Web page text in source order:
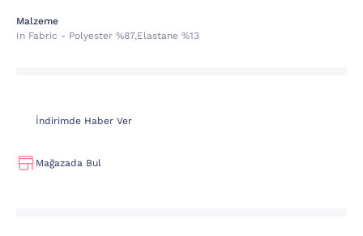
Malzeme
In Fabric - Polyester %87,elastane %13
İndirimde Haber Ver
Mağazada Bul